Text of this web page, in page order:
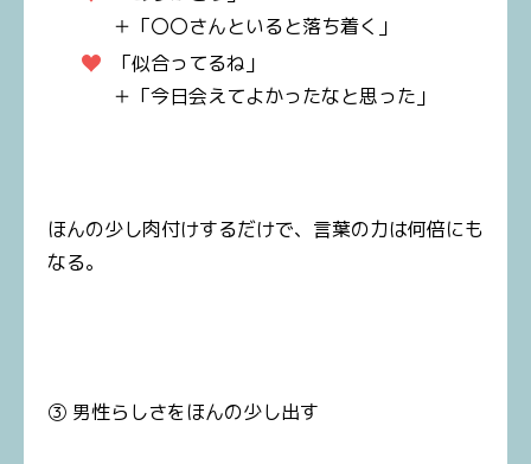
＋「〇〇さんといると落ち着く」
「似合ってるね」
＋「今日会えてよかったなと思った」
ほんの少し肉付けするだけで、言葉の力は何倍にも
なる。
③ 男性らしさをほんの少し出す